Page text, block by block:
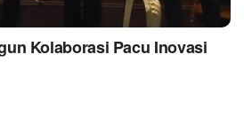
Kolaborasi Pacu Inovasi